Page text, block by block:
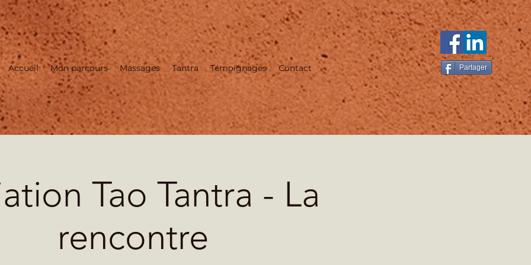
Partager
Accueil Mon parcours Massages Tantra Témoignages Contact
Tao Tantra - La
rencontre